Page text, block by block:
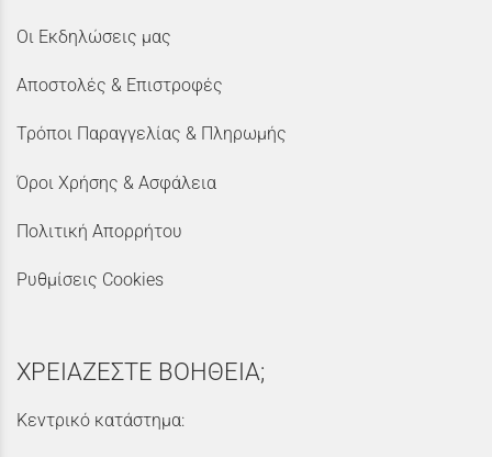
Οι Εκδηλώσεις μας
Αποστολές & Επιστροφές
Τρόποι Παραγγελίας & Πληρωμής
Όροι Χρήσης & Ασφάλεια
Πολιτική Απορρήτου
Ρυθμίσεις Cookies
ΧΡΕΙΑΖΕΣΤΕ ΒΟΗΘΕΙΑ;
Κεντρικό κατάστημα: